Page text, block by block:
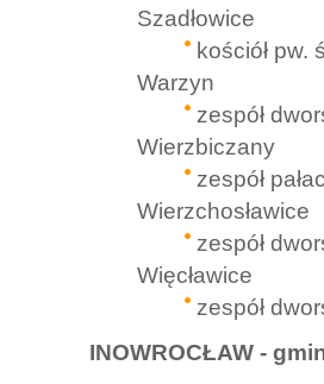
Szadłowice
kościół pw.
Warzyn
zespół
Wierzbiczany
zespół
Wierzchosławice
zespół
Więcławice
zespół
INOWROCŁAW -